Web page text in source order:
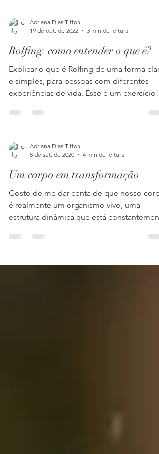
19 de out. de 2022
3 min de leitura
Rolfing: como entender o que é?
Explicar o que é Rolfing de uma forma clara
e simples, para pessoas com diferentes
experiências de vida. Esse é um exercício
8 de set. de 2020
4 min de leitura
Um corpo em transformação
Gosto de me dar conta de que nosso
é realmente um organismo vivo, uma
estrutura dinâmica que está